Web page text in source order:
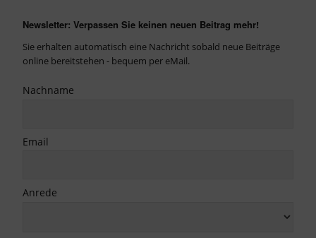
Newsletter: Verpassen Sie keinen neuen Beitrag mehr!
Sie erhalten automatisch eine Nachricht sobald neue Beiträge
online bereitstehen - bequem per eMail.
Nachname
Email
Anrede